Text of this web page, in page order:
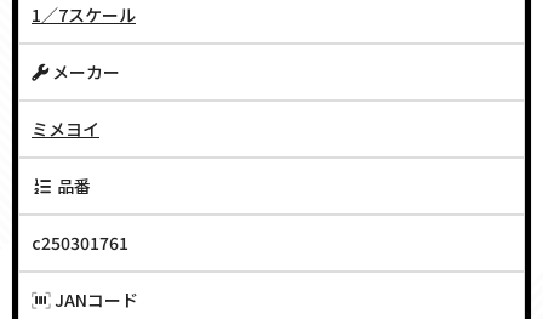
1／7スケール
メーカー
ミメヨイ
品番
c250301761
JANコード